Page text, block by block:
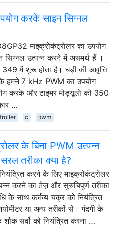
करके साइन सिग्नल
माइक्रोकंट्रोलर का उपयोग
उत्पन्न करने में असमर्थ हैं ।
349 में शुरू होता है। घड़ी की आवृत्ति
हमने 7 kHz PWM का उपयोग
करके और टाइमर मोड्यूलो को 350
…
c pwm
के बिना PWM उत्पन्न
तरीका क्या है?
करने के लिए माइक्रोकंट्रोलर
करने का तेज़ और सुरुचिपूर्ण तरीका
के साथ कर्तव्य चक्र को नियंत्रित
या अन्य तरीकों से। गंदगी के
सर्वो को नियंत्रित करना …